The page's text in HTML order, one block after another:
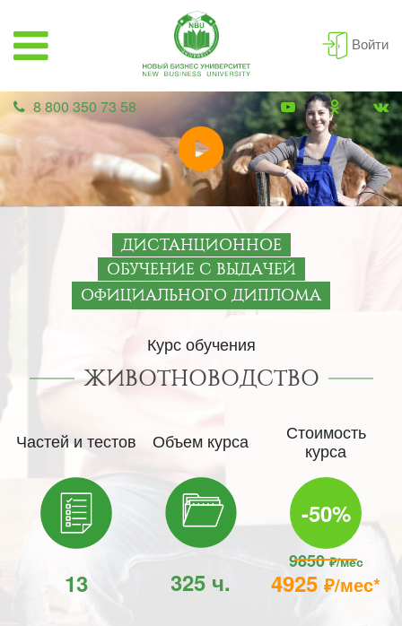
Войти
8 800 350 73 58
ДИСТАНЦИОННОЕ
ОБУЧЕНИЕ С ВЫДАЧЕЙ
ОФИЦИАЛЬНОГО ДИПЛОМА
Курс обучения
ЖИВОТНОВОДСТВО
Частей и тестов
13
Объем курса
325 ч.
Стоимость
курса
-50%
9850₽/мес
4925₽/мес*